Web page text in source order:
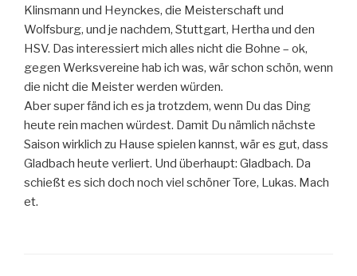
Klinsmann und Heynckes, die Meisterschaft und
Wolfsburg, und je nachdem, Stuttgart, Hertha und den
HSV. Das interessiert mich alles nicht die Bohne – ok,
gegen Werksvereine hab ich was, wär schon schön, wenn
die nicht die Meister werden würden.
Aber super fänd ich es ja trotzdem, wenn Du das Ding
heute rein machen würdest. Damit Du nämlich nächste
Saison wirklich zu Hause spielen kannst, wär es gut, dass
Gladbach heute verliert. Und überhaupt: Gladbach. Da
schießt es sich doch noch viel schöner Tore, Lukas. Mach
et.